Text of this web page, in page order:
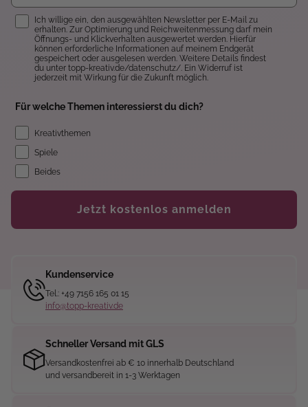
Einwilligung
Ich willige ein, den ausgewählten Newsletter per E-Mail zu
erhalten. Zur Optimierung und Reichweitenmessung darf mein
Öffnungs- und Klickverhalten ausgewertet werden. Hierfür
können erforderliche Informationen auf meinem Endgerät
gespeichert oder ausgelesen werden. Weitere Details findest
du unter topp-kreativ.de/datenschutz/. Ein Widerruf ist
jederzeit mit Wirkung für die Zukunft möglich.
Für welche Themen interessierst du dich?
Kreativthemen
Spiele
Beides
Jetzt kostenlos anmelden
Kundenservice
Tel.: +49 7156 165 01 15
info@topp-kreativ.de
Schneller Versand mit GLS
Versandkostenfrei ab € 10 innerhalb Deutschland
und versandbereit in 1-3 Werktagen